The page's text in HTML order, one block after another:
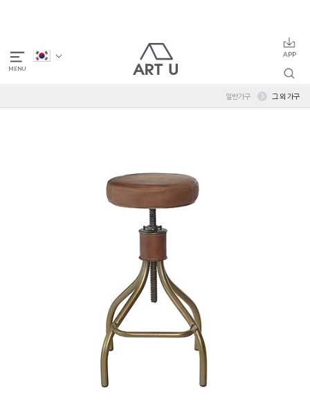
일반가구 그 외 가구